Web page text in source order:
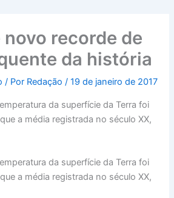
recorde de
da história
/ Por Redação/19 de janeiro de 2017
da superfície da Terra foi
a média registrada no século XX,
da superfície da Terra foi
a média registrada no século XX,